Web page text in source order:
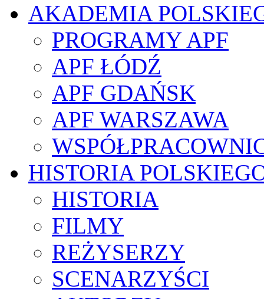
AKADEMIA
PROGRAMY APF
APF ŁÓDŹ
APF GDAŃSK
APF WARSZAWA
HISTORIA
HISTORIA
FILMY
REŻYSERZY
SCENARZYŚCI